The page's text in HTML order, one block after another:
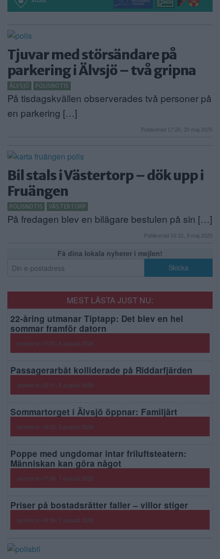
Tjuvar med störsändare på
parkering i Älvsjö – två gripna
ÄLVSJÖ POLISNOTIS
På tisdagskvällen observerades två personer på
en parkering […]
Publicerad 17:26, 20 maj 2025
Bil stals i Västertorp – dök upp i
Fruängen
POLISNOTIS VÄSTERTORP
På fredagen blev en bilägare bestulen på sin […]
Publicerad 16:32, 9 maj 2025
Få dina lokala nyheter i mejlen!
MEST LÄSTA JUST NU:
22-åring utmanar Tiptapp: Det blev en hel
sommar framför datorn
posted on 17:53, 8 augusti 2026
Passagerarbåt kolliderade på Riddarfjärden
posted on 22:07, 8 augusti 2026
Sommartorget i Älvsjö öppnar: Familjärt
posted on 16:23, 3 augusti 2026
Poppe med ungdomar intar friluftsteatern:
Människan kan göra något
posted on 07:08, 7 augusti 2026
Priser på bostadsrätter faller – villor stiger
posted on 09:38, 7 augusti 2026